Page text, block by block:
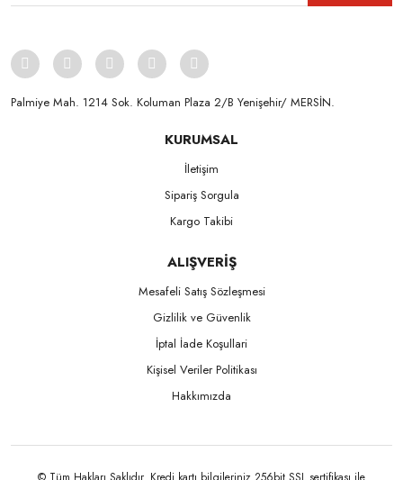
Palmiye Mah. 1214 Sok. Koluman Plaza 2/B Yenişehir/ MERSİN.ㅤㅤㅤㅤㅤㅤㅤㅤㅤㅤㅤㅤㅤㅤㅤㅤㅤㅤㅤㅤㅤㅤㅤㅤㅤㅤㅤㅤㅤㅤㅤㅤㅤㅤㅤ ㅤㅤㅤㅤㅤㅤㅤㅤㅤㅤ
KURUMSAL
İletişim
Sipariş Sorgula
Kargo Takibi
ALIŞVERİŞ
Mesafeli Satış Sözleşmesi
Gizlilik ve Güvenlik
İptal İade Koşullari
Kişisel Veriler Politikası
Hakkımızda